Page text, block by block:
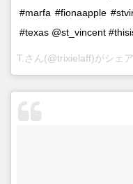
#marfa #fionaapple
#texas @st_vincent
T.さん(@trixielaff)がシェ